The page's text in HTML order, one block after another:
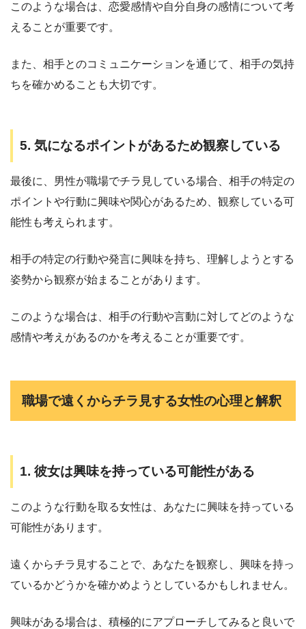
このような場合は、恋愛感情や自分自身の感情について考
えることが重要です。
また、相手とのコミュニケーションを通じて、相手の気持
ちを確かめることも大切です。
5. 気になるポイントがあるため観察している
最後に、男性が職場でチラ見している場合、相手の特定の
ポイントや行動に興味や関心があるため、観察している可
能性も考えられます。
相手の特定の行動や発言に興味を持ち、理解しようとする
姿勢から観察が始まることがあります。
このような場合は、相手の行動や言動に対してどのような
感情や考えがあるのかを考えることが重要です。
職場で遠くからチラ見する女性の心理と解釈
1. 彼女は興味を持っている可能性がある
このような行動を取る女性は、あなたに興味を持っている
可能性があります。
遠くからチラ見することで、あなたを観察し、興味を持っ
ているかどうかを確かめようとしているかもしれません。
興味がある場合は、積極的にアプローチしてみると良いで